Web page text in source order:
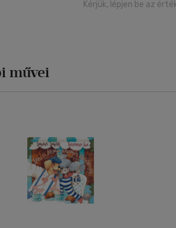
Kérjük, lépjen be az
művei